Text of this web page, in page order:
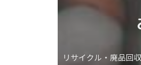
リサイクル・廃品回